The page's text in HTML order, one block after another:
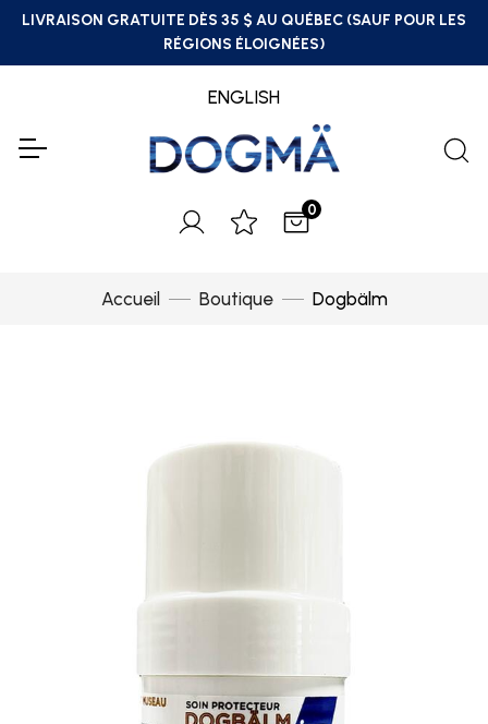
LIVRAISON GRATUITE DÈS 35 $ AU QUÉBEC (SAUF POUR LES
RÉGIONS ÉLOIGNÉES)
ENGLISH
0
Accueil Boutique Dogbälm